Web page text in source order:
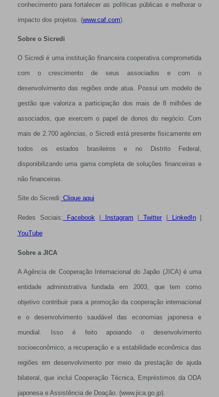
conhecimento para fortalecer as políticas públicas e melhorar o
impacto dos projetos. (www.caf.com).
Sobre o Sicredi
O Sicredi é uma instituição financeira cooperativa comprometida
com o crescimento de seus associados e com o
desenvolvimento das regiões onde atua. Possui um modelo de
gestão que valoriza a participação dos mais de 8 milhões de
associados, que exercem o papel de donos do negócio. Com
mais de 2.700 agências, o Sicredi está presente fisicamente em
todos os estados brasileiros e no Distrito Federal,
disponibilizando uma gama completa de soluções financeiras e
não financeiras.
Site do Sicredi: Clique aqui
Redes Sociais: Facebook |Instagram | Twitter |LinkedIn|
YouTube
Sobre a JICA
A Agência de Cooperação Internacional do Japão (JICA) é uma
entidade administrativa fundada em 2003, que tem como
objetivo contribuir para a promoção da cooperação internacional
e o desenvolvimento saudável das economias japonesa e
mundial. Isso é feito apoiando o desenvolvimento
socioeconômico, a recuperação e a estabilidade econômica das
regiões em desenvolvimento por meio da prestação de ajuda
bilateral, que inclui Cooperação Técnica, Empréstimos da ODA
japonesa e Assistência de Doação. (www.jica.go.jp).